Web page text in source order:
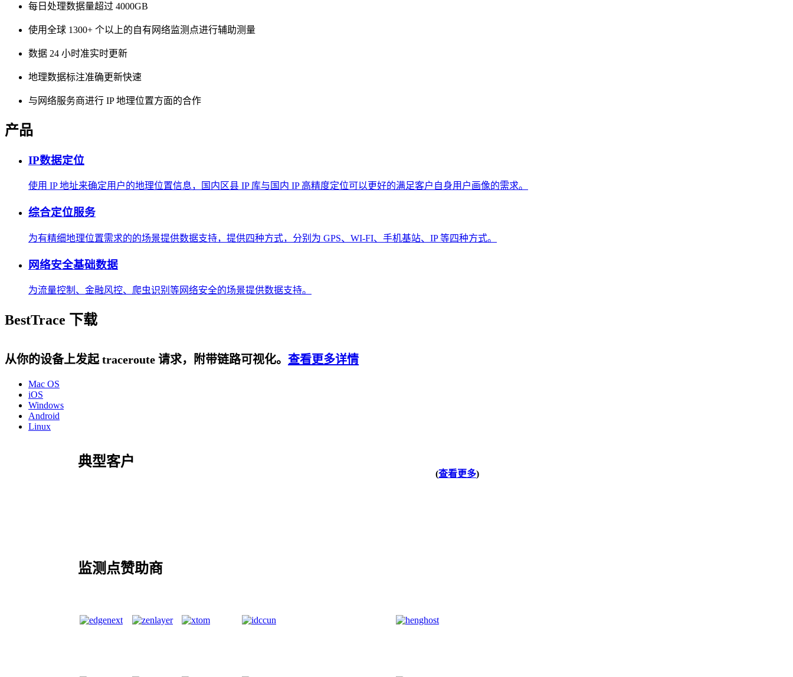
每日处理数据量超过 4000GB
使用全球 1300+ 个以上的自有网络监测点进行辅助测量
数据 24 小时准实时更新
地理数据标注准确更新快速
与网络服务商进行 IP 地理位置方面的合作
产品
IP数据定位
使用 IP 地址来确定用户的地理位置信息，国内区县 IP 库与国内 IP 高精度定位可以更好的满足客户自身用户画像的需求。
综合定位服务
为有精细地理位置需求的的场景提供数据支持，提供四种方式，分别为 GPS、WI-FI、手机基站、IP 等四种方式。
网络安全基础数据
为流量控制、金融风控、爬虫识别等网络安全的场景提供数据支持。
BestTrace 下载
从你的设备上发起 traceroute 请求，附带链路可视化。 查看更多详情
Mac OS
iOS
Windows
Android
Linux
典型客户
(查看更多)
监测点赞助商